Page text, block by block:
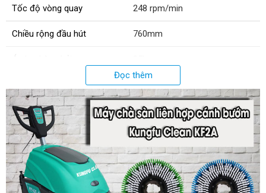
Tốc độ vòng quay 248 rpm/min
Chiều rộng đầu hút 760mm
Đường kính bàn chà 457mm
Độ dài dây điện 18m
Cân nặng 75kg
Trọng lượng sản phẩm 59kg
Trọng lượng tổng 88kg
Đọc thêm